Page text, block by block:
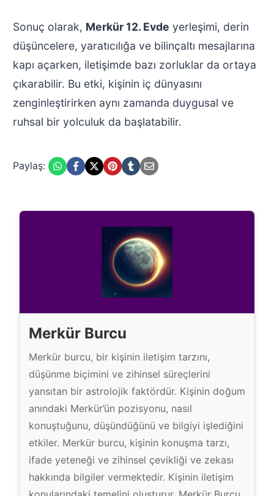
Sonuç olarak, Merkür 12. Evde yerleşimi, derin
düşüncelere, yaratıcılığa ve bilinçaltı mesajlarına
kapı açarken, iletişimde bazı zorluklar da ortaya
çıkarabilir. Bu etki, kişinin iç dünyasını
zenginleştirirken aynı zamanda duygusal ve
ruhsal bir yolculuk da başlatabilir.
Paylaş:
Merkür Burcu
Merkür burcu, bir kişinin iletişim tarzını,
düşünme biçimini ve zihinsel süreçlerini
yansıtan bir astrolojik faktördür. Kişinin doğum
anındaki Merkür’ün pozisyonu, nasıl
konuştuğunu, düşündüğünü ve bilgiyi işlediğini
etkiler. Merkür burcu, kişinin konuşma tarzı,
ifade yeteneği ve zihinsel çevikliği ve zekası
hakkında bilgiler vermektedir. Kişinin iletişim